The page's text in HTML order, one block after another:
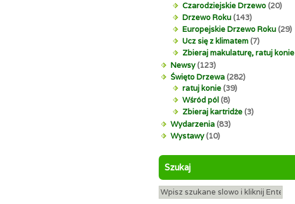
Czarodziejskie Drzewo(20)
Drzewo Roku(143)
Europejskie Drzewo Roku(29)
Ucz się z klimatem(7)
Zbieraj makulaturę, ratuj konie
Newsy(123)
Święto Drzewa(282)
ratuj konie(39)
Wśród pól(8)
Zbieraj kartridże(3)
Wydarzenia(83)
Wystawy(10)
Szukaj